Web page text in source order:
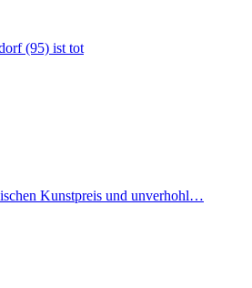
(95) ist tot
Kunstpreis und unverhohl…